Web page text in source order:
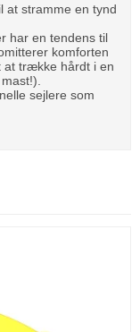
at stramme en tynd
har en tendens til
komforten
at trække hårdt i en
sejlere som